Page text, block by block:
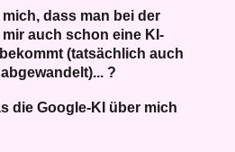
dass man bei der
auch schon eine KI-
(tatsächlich auch
?
die Google-KI über mich